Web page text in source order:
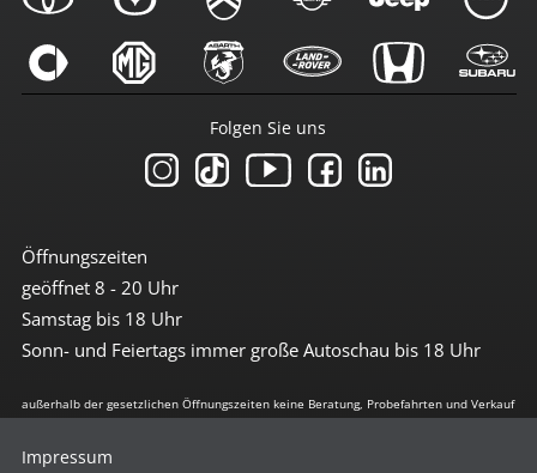
Öffnungszeiten
geöffnet 8 - 20 Uhr
Samstag bis 18 Uhr
Sonn- und Feiertags immer große Autoschau bis 18 Uhr
Folgen Sie uns
außerhalb der gesetzlichen Öffnungszeiten keine Beratung, Probefahrten und Verkauf
Impressum